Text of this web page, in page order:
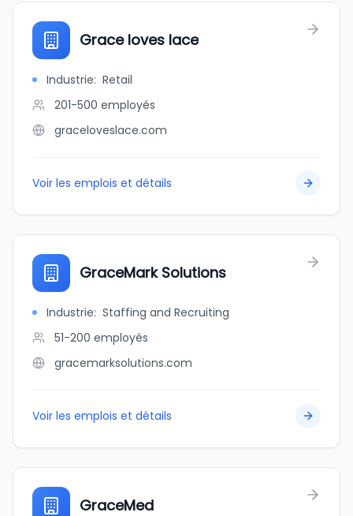
Grace loves lace
Industrie: Retail
201-500 employés
graceloveslace.com
Voir les emplois et détails
GraceMark Solutions
Industrie: Staffing and Recruiting
51-200 employés
gracemarksolutions.com
Voir les emplois et détails
GraceMed